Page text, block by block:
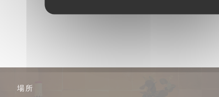
場所